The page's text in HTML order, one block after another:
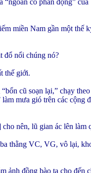
“ngoan cố phản động”
miền Nam gần một thế
đổ nổi chúng nó?
thế giới.
cũ soạn lại,” chạy
mưa gió trên các cộng
nên, lũ gian ác lên làm
thằng VC, VG, vô lại,
ảnh đồng bào ta cho đến